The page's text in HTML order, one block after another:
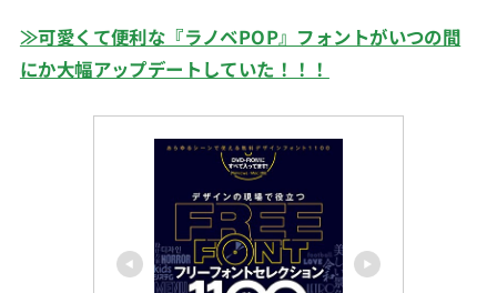
≫可愛くて便利な『ラノベPOP』フォントがいつの間
にか大幅アップデートしていた！！！